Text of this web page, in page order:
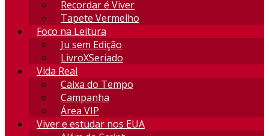
Recordar é Viver
Tapete Vermelho
Foco na Leitura
Ju sem Edição
LivroXSeriado
Vida Real
Caixa do Tempo
Campanha
Área VIP
Viver e estudar nos EUA